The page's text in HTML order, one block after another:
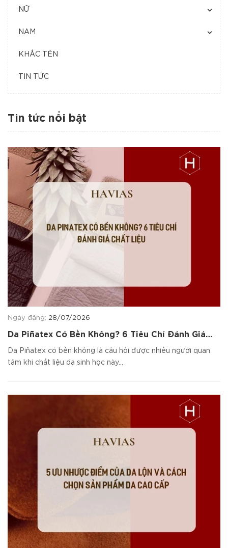
NỮ
NAM
KHẮC TÊN
TIN TỨC
Tin tức nổi bật
Ngày đăng: 28/07/2026
Da Piñatex Có Bền Không? 6 Tiêu Chí Đánh Giá
Chất Liệu
Da Piñatex có bền không là câu hỏi được nhiều người quan
tâm khi chất liệu da sinh học này...